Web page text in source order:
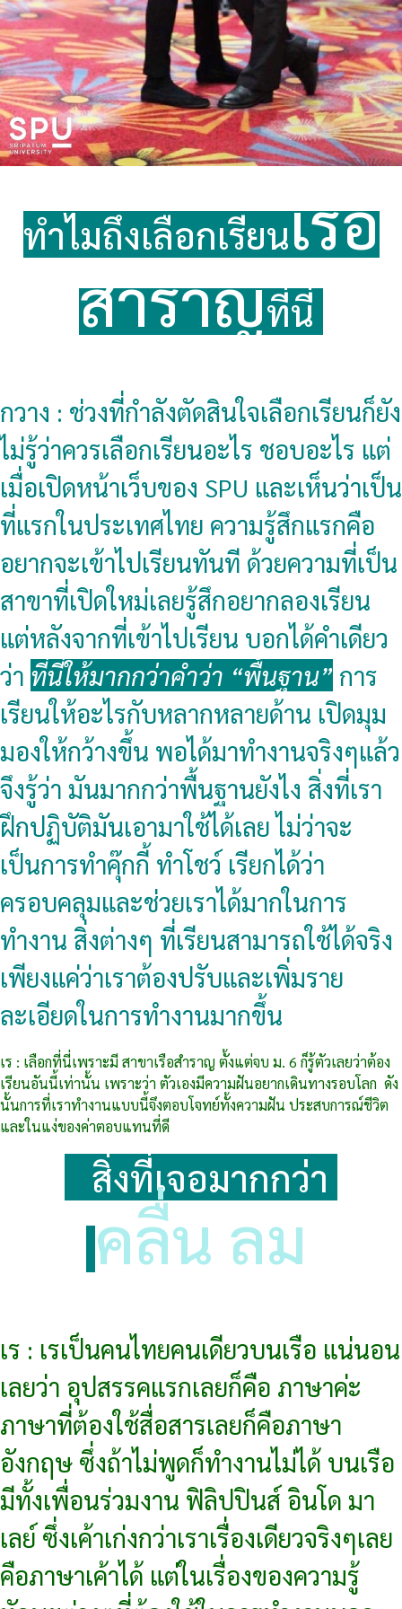
ทำไมถึงเลือกเรียนเรือ
สำราญที่นี่
กวาง : ช่วงที่กำลังตัดสินใจเลือกเรียนก็ยัง
ไม่รู้ว่าควรเลือกเรียนอะไร ชอบอะไร แต่
เมื่อเปิดหน้าเว็บของ SPU และเห็นว่าเป็น
ที่แรกในประเทศไทย ความรู้สึกแรกคือ
อยากจะเข้าไปเรียนทันที ด้วยความที่เป็น
สาขาที่เปิดใหม่เลยรู้สึกอยากลองเรียน
แต่หลังจากที่เข้าไปเรียน บอกได้คำเดียว
ว่า ที่นี่ให้มากกว่าคำว่า “พื้นฐาน” การ
เรียนให้อะไรกับหลากหลายด้าน เปิดมุม
มองให้กว้างขึ้น พอได้มาทำงานจริงๆแล้ว
จึงรู้ว่า มันมากกว่าพื้นฐานยังไง สิ่งที่เรา
ฝึกปฏิบัติมันเอามาใช้ได้เลย ไม่ว่าจะ
เป็นการทำคุ๊กกี้ ทำโชว์ เรียกได้ว่า
ครอบคลุมและช่วยเราได้มากในการ
ทำงาน สิ่งต่างๆ ที่เรียนสามารถใช้ได้จริง
เพียงแค่ว่าเราต้องปรับและเพิ่มราย
ละเอียดในการทำงานมากขึ้น
เร : เลือกที่นี่เพราะมี สาขาเรือสำราญ ตั้งแต่จบ ม. 6 ก็รู้ตัวเลยว่าต้อง
เรียนอันนี้เท่านั้น เพราะว่า ตัวเองมีความฝันอยากเดินทางรอบโลก ดัง
นั้นการที่เราทำงานแบบนี้จึงตอบโจทย์ทั้งความฝัน ประสบการณ์ชีวิต
และในแง่ของค่าตอบแทนที่ดี
สิ่งที่เจอมากกว่า
คลื่น ลม
เร : เรเป็นคนไทยคนเดียวบนเรือ แน่นอน
เลยว่า อุปสรรคแรกเลยก็คือ ภาษาค่ะ
ภาษาที่ต้องใช้สื่อสารเลยก็คือภาษา
อังกฤษ ซึ่งถ้าไม่พูดก็ทำงานไม่ได้ บนเรือ
มีทั้งเพื่อนร่วมงาน ฟิลิปปินส์ อินโด มา
เลย์ ซึ่งเค้าเก่งกว่าเราเรื่องเดียวจริงๆเลย
คือภาษาเค้าได้ แต่ในเรื่องของความรู้